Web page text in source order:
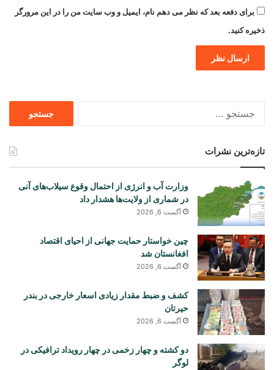
برای دفعه بعد که نظر می دهم نام، ایمیل و وب سایت من را در این مرورگر
ذخیره کنید.
تازه‌ترین نشرات
وزارت آب و انرژی از احتمال وقوع سیلاب‌های آنی
در شماری از ولایت‌ها هشدار داد
آگست 6, 2026
چین خواستار حمایت جهانی از احیای اقتصاد
افغانستان شد
آگست 6, 2026
کشف و ضبط مقدار زیادی اسعار خارجی در بندر
حیرتان
آگست 6, 2026
دو کشته و چهار زخمی در چهار رویداد ترافیکی در
لوگر